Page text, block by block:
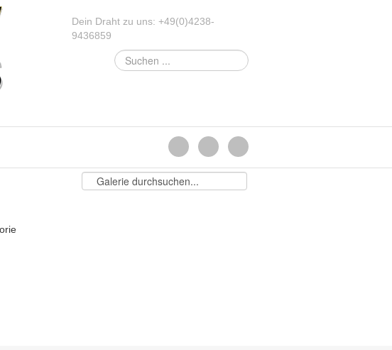
Dein Draht zu uns: +49(0)4238-
9436859
Suchen
...